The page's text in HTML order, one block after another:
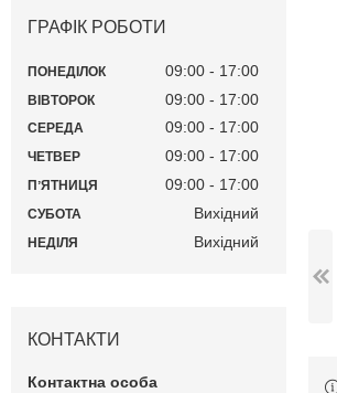
ГРАФІК РОБОТИ
ПОНЕДІЛОК 09:00 17:00
ВІВТОРОК 09:00 17:00
СЕРЕДА 09:00 17:00
ЧЕТВЕР 09:00 17:00
ПʼЯТНИЦЯ 09:00 17:00
СУБОТА Вихідний
НЕДІЛЯ Вихідний
КОНТАКТИ